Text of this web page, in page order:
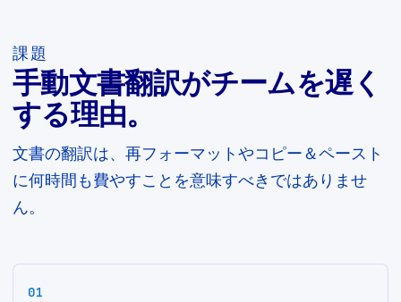
課題
手動文書翻訳がチームを遅く
する理由。
文書の翻訳は、再フォーマットやコピー＆ペースト
に何時間も費やすことを意味すべきではありませ
ん。
01